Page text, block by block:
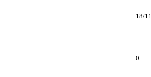
18/
0